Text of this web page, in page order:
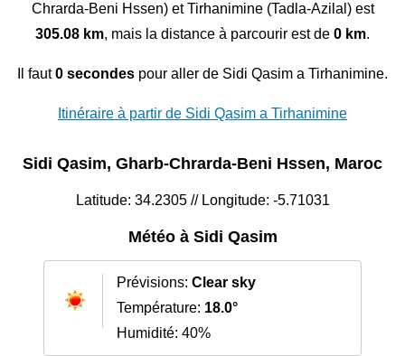
Chrarda-Beni Hssen) et Tirhanimine (Tadla-Azilal) est
305.08 km, mais la distance à parcourir est de 0 km.
Il faut0 secondes pour aller de Sidi Qasim a Tirhanimine.
Itinéraire à partir de Sidi Qasim a Tirhanimine
Sidi Qasim, Gharb-Chrarda-Beni Hssen, Maroc
Latitude: 34.2305 // Longitude: -5.71031
Météo à Sidi Qasim
Prévisions: Clear sky
Température: 18.0°
Humidité: 40%